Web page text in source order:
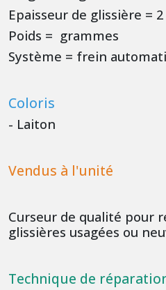
Epaisseur de glissière =
Poids = grammes
Système = frein
Coloris
- Laiton
Vendus à l'unité
Curseur de qualité pour
glissières usagées ou
Technique de